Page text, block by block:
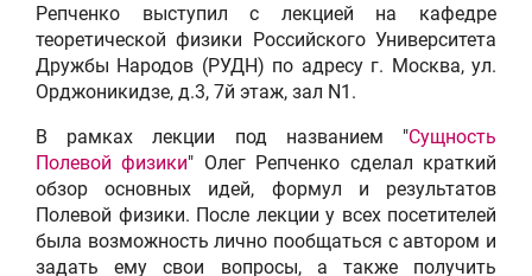
Репченко выступил с лекцией на кафедре
теоретической физики Российского Университета
Дружбы Народов (РУДН) по адресу г. Москва, ул.
Орджоникидзе, д.3, 7й этаж, зал N1.
В рамках лекции под названием "Сущность
Полевой физики" Олег Репченко сделал краткий
обзор основных идей, формул и результатов
Полевой физики. После лекции у всех посетителей
была возможность лично пообщаться с автором и
задать ему свои вопросы, а также получить